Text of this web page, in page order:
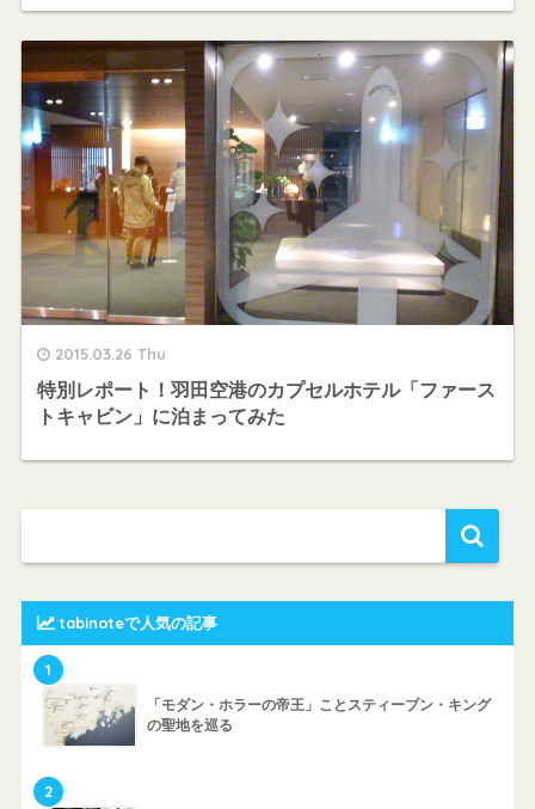
2015.03.26 Thu
特別レポート！羽田空港のカプセルホテル「ファース
トキャビン」に泊まってみた
tabinoteで人気の記事
1
「モダン・ホラーの帝王」ことスティーブン・キング
の聖地を巡る
2